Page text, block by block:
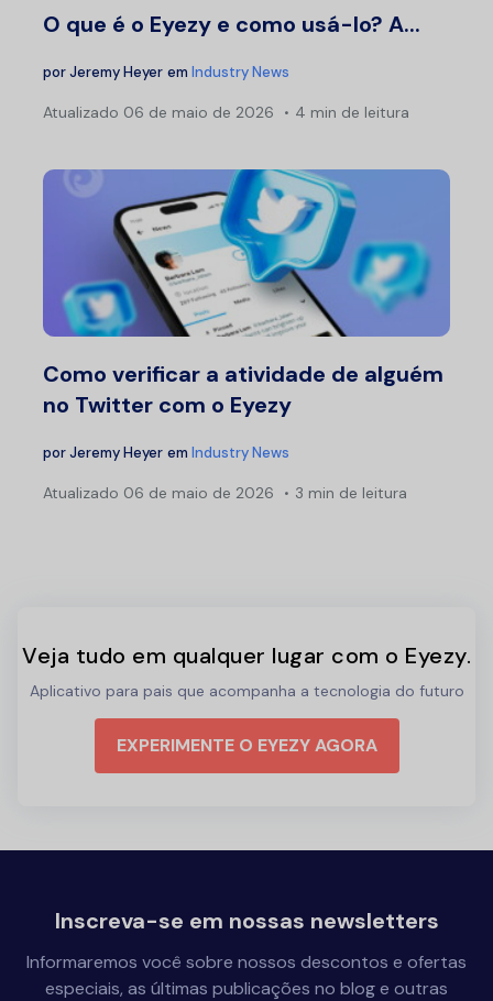
O que é o Eyezy e como usá-lo? A...
porJeremy Heyer em Industry News
Atualizado 06 de maio de 2026 4 min de leitura
Como verificar a atividade de alguém
no Twitter com o Eyezy
porJeremy Heyer em Industry News
Atualizado 06 de maio de 2026 3 min de leitura
Veja tudo em qualquer lugar com o Eyezy.
Aplicativo para pais que acompanha a tecnologia do futuro
EXPERIMENTE O EYEZY AGORA
Inscreva-se em nossas newsletters
Informaremos você sobre nossos descontos e ofertas
especiais, as últimas publicações no blog e outras